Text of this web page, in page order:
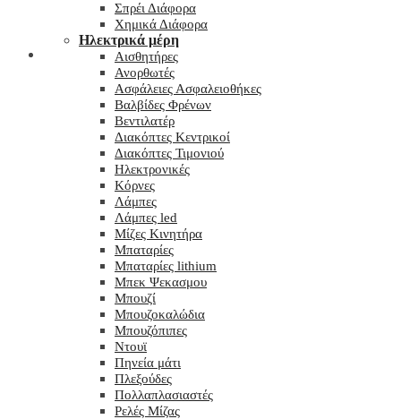
Σπρέι Διάφορα
Χημικά Διάφορα
Hλεκτρικά μέρη
Αισθητήρες
Ανορθωτές
Ασφάλειες Ασφαλειοθήκες
Βαλβίδες Φρένων
Βεντιλατέρ
Διακόπτες Κεντρικοί
Διακόπτες Τιμονιού
Ηλεκτρονικές
Κόρνες
Λάμπες
Λάμπες led
Μίζες Κινητήρα
Μπαταρίες
Μπαταρίες lithium
Μπεκ Ψεκασμου
Μπουζί
Μπουζοκαλώδια
Μπουζόπιπες
Ντουϊ
Πηνεία μάτι
Πλεξούδες
Πολλαπλασιαστές
Ρελές Μίζας